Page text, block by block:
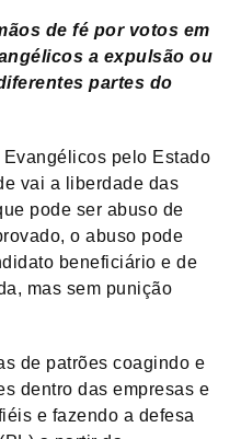
de fé por votos em
a expulsão ou
partes do
pelo Estado
vai a liberdade das
pode ser abuso de
o abuso pode
beneficiário e de
mas sem punição
de patrões coagindo e
dentro das empresas e
e fazendo a defesa